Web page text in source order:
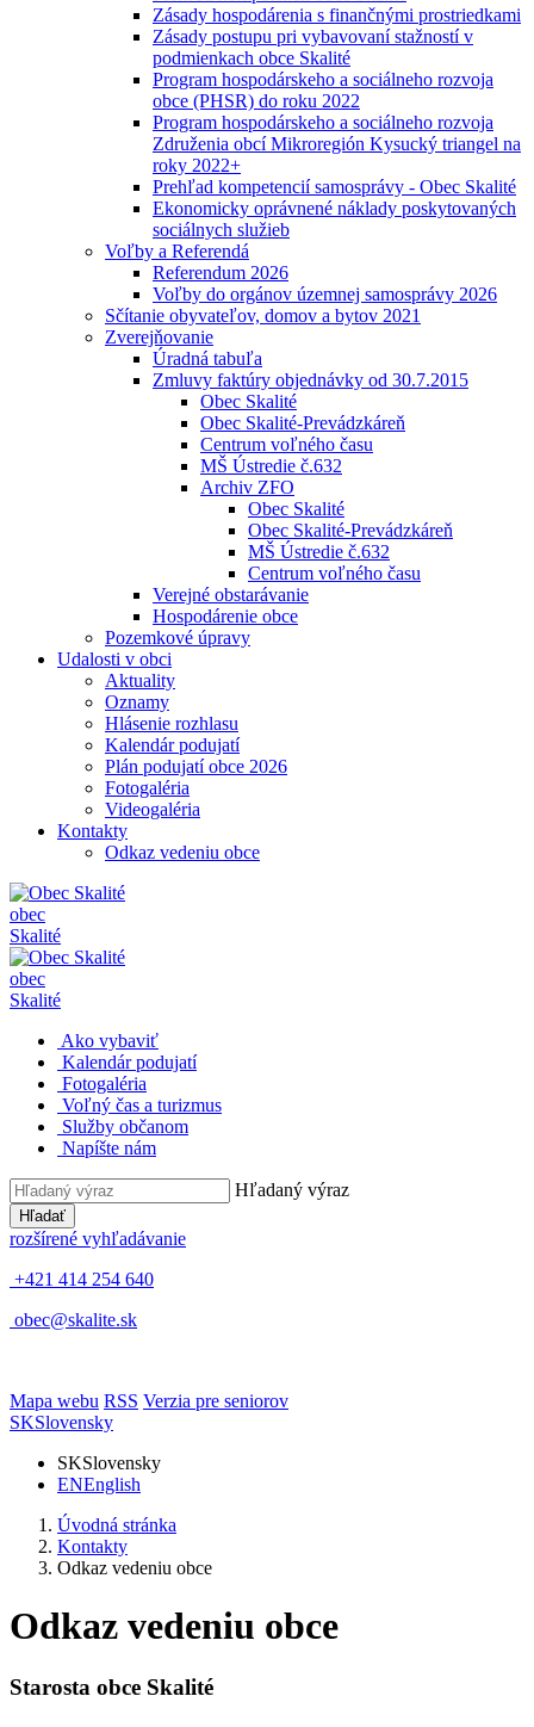
Zásady hospodárenia s finančnými prostriedkami
Zásady postupu pri vybavovaní stažností v
podmienkach obce Skalité
Program hospodárskeho a sociálneho rozvoja
obce (PHSR) do roku 2022
Program hospodárskeho a sociálneho rozvoja
Združenia obcí Mikroregión Kysucký triangel na
roky 2022+
Prehľad kompetencií samosprávy - Obec Skalité
Ekonomicky oprávnené náklady poskytovaných
sociálnych služieb
Voľby a Referendá
Referendum 2026
Voľby do orgánov územnej samosprávy 2026
Sčítanie obyvateľov, domov a bytov 2021
Zverejňovanie
Úradná tabuľa
Zmluvy faktúry objednávky od 30.7.2015
Obec Skalité
Obec Skalité-Prevádzkáreň
Centrum voľného času
MŠ Ústredie č.632
Archiv ZFO
Obec Skalité
Obec Skalité-Prevádzkáreň
MŠ Ústredie č.632
Centrum voľného času
Verejné obstarávanie
Hospodárenie obce
Pozemkové úpravy
Udalosti v obci
Aktuality
Oznamy
Hlásenie rozhlasu
Kalendár podujatí
Plán podujatí obce 2026
Fotogaléria
Videogaléria
Kontakty
Odkaz vedeniu obce
obec
Skalité
obec
Skalité
Ako vybaviť
Kalendár podujatí
Fotogaléria
Voľný čas a turizmus
Služby občanom
Napíšte nám
Hľadaný výraz
Hľadať
rozšírené vyhľadávanie
+421 414 254 640
obec@skalite.sk
Mapa webu RSS Verzia pre seniorov
SKSlovensky
SKSlovensky
ENEnglish
Úvodná stránka
Kontakty
Odkaz vedeniu obce
Odkaz vedeniu obce
Starosta obce Skalité